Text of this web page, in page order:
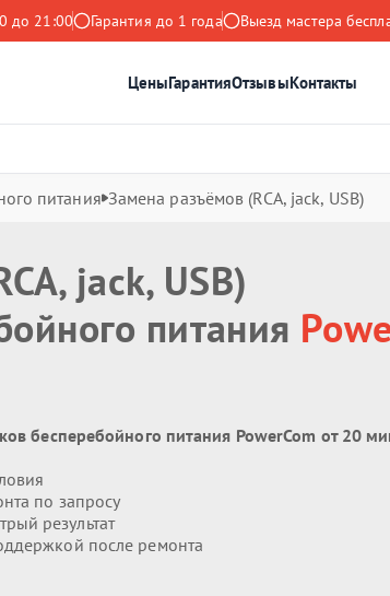
до 21:00 Гарантия до 1 года Выезд мастера
ЦеныГарантияОтзывыКонтакты
питания Замена разъёмов (RCA, jack, USB)
jack, USB)
питания
бесперебойного питания PowerCom от 20
по запросу
результат
после ремонта